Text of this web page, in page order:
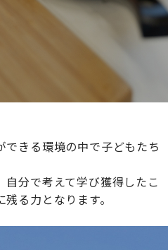
きる環境の中で子どもたち
分で考えて学び獲得したこ
る力となります。